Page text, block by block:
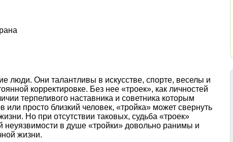
люди. Они талантливы в искусстве, спорте, веселы и
корректировке. Без нее «троек», как личностей
терпеливого наставника и советника которым
или просто близкий человек, «тройка» может свернуть
Но при отсутствии таковых, судьба «троек»
в душе «тройки» довольно ранимы и
жизни.